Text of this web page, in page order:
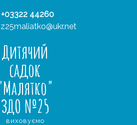
+03322 44260
Дитячий
садок
ЗДО №25
виховуємо